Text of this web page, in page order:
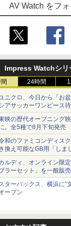
AV Watch をフ
Impress Watchシリ
24時間
ニクロ、今日から「お
アサッカーワンピース
ョーツは1990円に
映の歴代オープニング
。全5種で8月下旬発売
和のファミコンディス
換え可能なGB用「しま
」
ルディ、オンライン限
ラーセット」を一般販
選無効分
ターバックス、横浜に“
ープン